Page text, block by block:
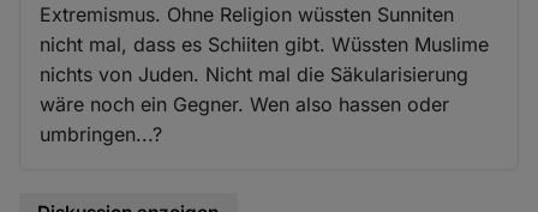
Extremismus. Ohne Religion wüssten Sunniten
nicht mal, dass es Schiiten gibt. Wüssten Muslime
nichts von Juden. Nicht mal die Säkularisierung
wäre noch ein Gegner. Wen also hassen oder
umbringen...?